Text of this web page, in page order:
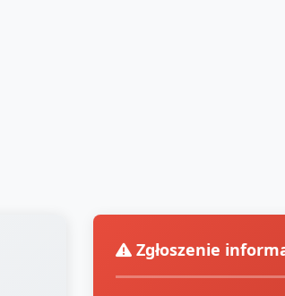
Zgłoszenie